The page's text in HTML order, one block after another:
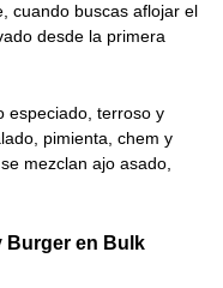
cuando buscas aflojar el
desde la primera
especiado, terroso y
pimienta, chem y
mezclan ajo asado,
Burger en Bulk